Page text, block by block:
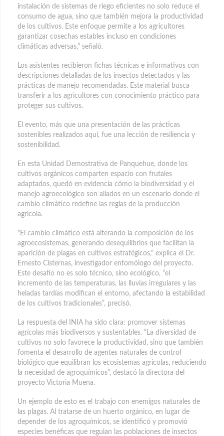
instalación de sistemas de riego eficientes no solo reduce el
consumo de agua, sino que también mejora la productividad
de los cultivos. Este enfoque permite a los agricultores
garantizar cosechas estables incluso en condiciones
climáticas adversas,” señaló.
Los asistentes recibieron fichas técnicas e informativos con
descripciones detalladas de los insectos detectados y las
prácticas de manejo recomendadas. Este material busca
transferir a los agricultores con conocimiento práctico para
proteger sus cultivos.
El evento, más que una presentación de las prácticas
sostenibles realizados aquí, fue una lección de resiliencia y
sostenibilidad.
En esta Unidad Demostrativa de Panquehue, donde los
cultivos orgánicos comparten espacio con frutales
adaptados, quedó en evidencia cómo la biodiversidad y el
manejo agroecológico son aliados en un escenario donde el
cambio climático redefine las reglas de la producción
agrícola.
"El cambio climático está alterando la composición de los
agroecosistemas, generando desequilibrios que facilitan la
aparición de plagas en cultivos estratégicos," explica el Dr.
Ernesto Cisternas, investigador entomólogo del proyecto.
Este desafío no es solo técnico, sino ecológico, “el
incremento de las temperaturas, las lluvias irregulares y las
heladas tardías modifican el entorno, afectando la estabilidad
de los cultivos tradicionales”, precisó.
La respuesta del INIA ha sido clara: promover sistemas
agrícolas más biodiversos y sustentables. “La diversidad de
cultivos no solo favorece la productividad, sino que también
fomenta el desarrollo de agentes naturales de control
biológico que equilibran los ecosistemas agrícolas, reduciendo
la necesidad de agroquímicos”, destacó la directora del
proyecto Victoria Muena.
Un ejemplo de esto es el trabajo con enemigos naturales de
las plagas. Al tratarse de un huerto orgánico, en lugar de
depender de los agroquímicos, se identificó y promovió
especies benéficas que regulan las poblaciones de insectos